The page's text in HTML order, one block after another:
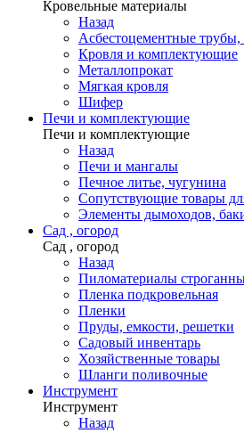
Кровельные материалы
Назад
Асбестоцементные трубы,
Кровля и комплектующие
Металлопрокат
Мягкая кровля
Шифер
Печи и комплектующие
Печи и комплектующие
Назад
Печи и мангалы
Печное литье, чугунина
Сопутствующие товары
Элементы дымоходов,
Сад , огород
Сад , огород
Назад
Пиломатериалы
Пленка подкровельная
Пленки
Пруды, емкости, решетки
Садовый инвентарь
Хозяйственные товары
Шланги поливочные
Инструмент
Инструмент
Назад